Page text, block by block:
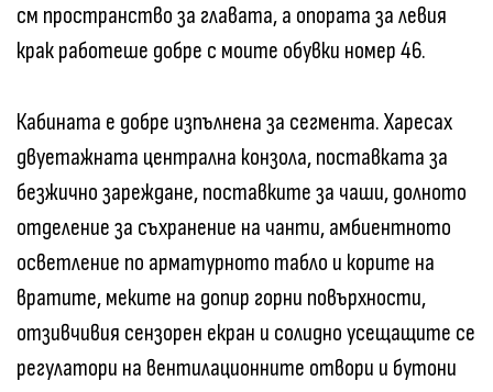
см пространство за главата, а опората за левия
крак работеше добре с моите обувки номер 46.
Кабината е добре изпълнена за сегмента. Харесах
двуетажната централна конзола, поставката за
безжично зареждане, поставките за чаши, долното
отделение за съхранение на чанти, амбиентното
осветление по арматурното табло и корите на
вратите, меките на допир горни повърхности,
отзивчивия сензорен екран и солидно усещащите се
регулатори на вентилационните отвори и бутони